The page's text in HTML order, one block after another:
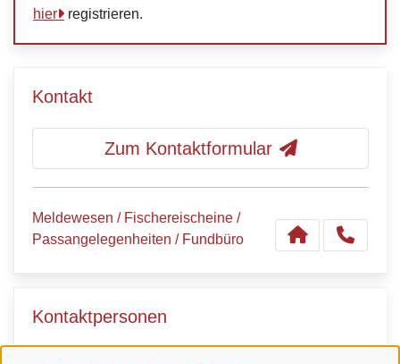
hier
registrieren.
Kontakt
Zum Kontaktformular
Meldewesen / Fischereischeine /
Passangelegenheiten / Fundbüro
Kontaktpersonen